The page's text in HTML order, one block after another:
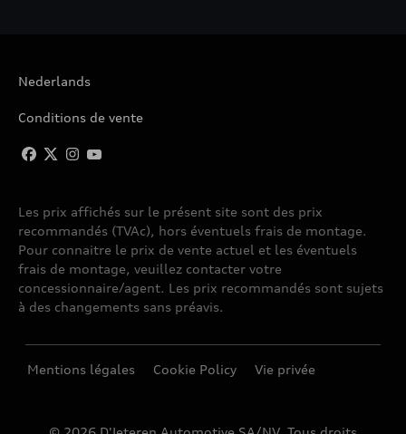
Nederlands
Conditions de vente
Les prix affichés sur le présent site sont des prix
recommandés (TVAc), hors éventuels frais de montage.
Pour connaitre le prix de vente actuel et les éventuels
frais de montage, veuillez contacter votre
concessionnaire/agent. Les prix recommandés sont sujets
à des changements sans préavis.
Mentions légales Cookie Policy Vie privée